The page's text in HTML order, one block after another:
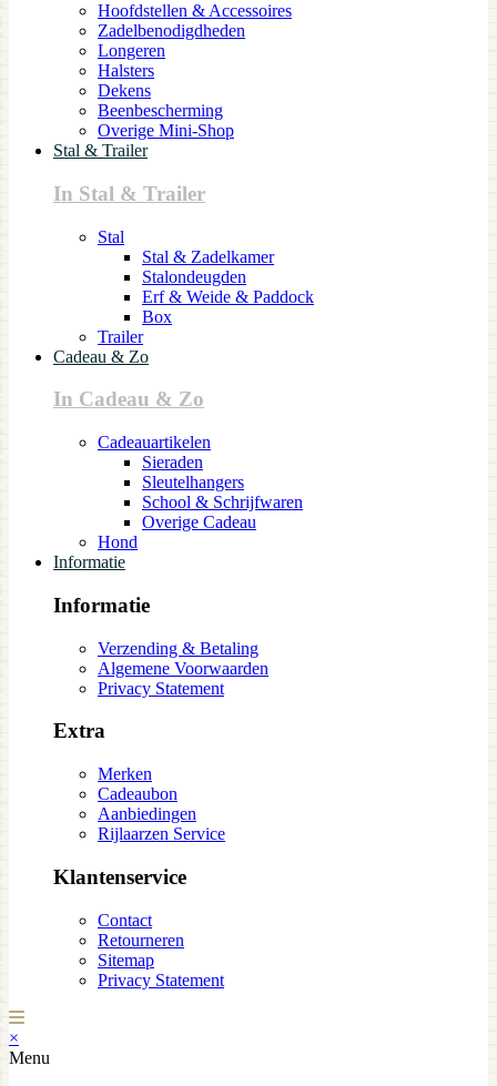
Hoofdstellen & Accessoires
Zadelbenodigdheden
Longeren
Halsters
Dekens
Beenbescherming
Overige Mini-Shop
Stal & Trailer
In Stal & Trailer
Stal
Stal & Zadelkamer
Stalondeugden
Erf & Weide & Paddock
Box
Trailer
Cadeau & Zo
In Cadeau & Zo
Cadeauartikelen
Sieraden
Sleutelhangers
School & Schrijfwaren
Overige Cadeau
Hond
Informatie
Informatie
Verzending & Betaling
Algemene Voorwaarden
Privacy Statement
Extra
Merken
Cadeaubon
Aanbiedingen
Rijlaarzen Service
Klantenservice
Contact
Retourneren
Sitemap
Privacy Statement
×
Menu